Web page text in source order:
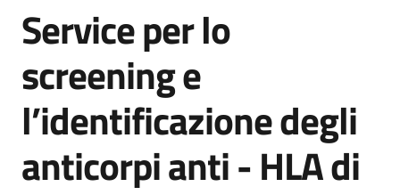
strumenti
di
Supporto
Salta al contenuto
Service per lo
screening e
l’identificazione degli
anticorpi anti - HLA di